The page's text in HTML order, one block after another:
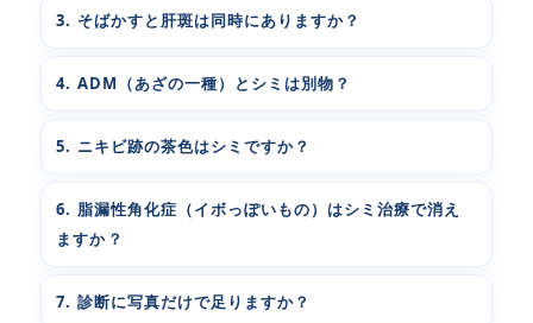
3. そばかすと肝斑は同時にありますか？
4. ADM（あざの一種）とシミは別物？
5. ニキビ跡の茶色はシミですか？
6. 脂漏性角化症（イボっぽいもの）はシミ治療で消え
ますか？
7. 診断に写真だけで足りますか？